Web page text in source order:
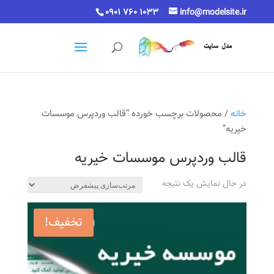
0901 760 1033 info@modelsite.ir
خانه/ محصولات برچسب خورده “قالب وردپرس موسسات
خیریه”
قالب وردپرس موسسات خیریه
در حال نمایش یک نتیجه
تخفیف!